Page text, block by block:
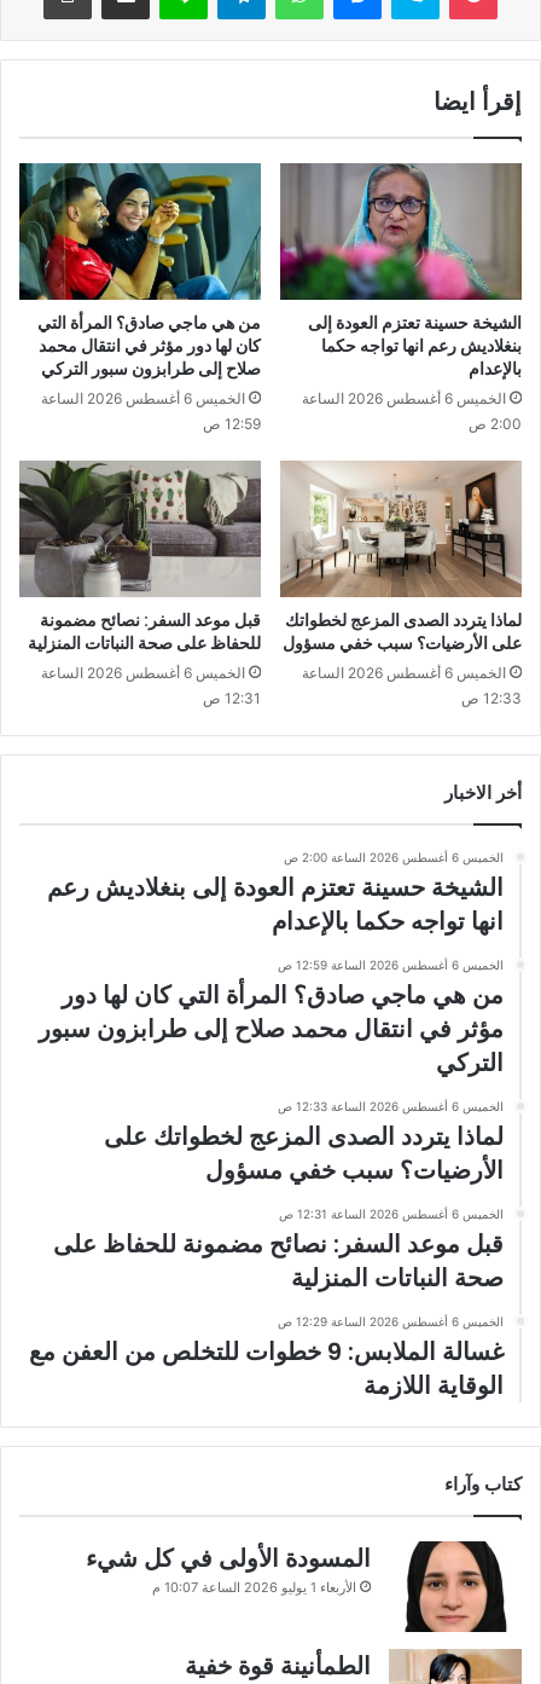
إقرأ ايضا
الشيخة حسينة تعتزم العودة إلى
بنغلاديش رعم انها تواجه حكما
بالإعدام
الخميس 6 أغسطس 2026 الساعة
2:00 ص
من هي ماجي صادق؟ المرأة التي
كان لها دور مؤثر في انتقال محمد
صلاح إلى طرابزون سبور التركي
الخميس 6 أغسطس 2026 الساعة
12:59 ص
لماذا يتردد الصدى المزعج لخطواتك
على الأرضيات؟ سبب خفي مسؤول
الخميس 6 أغسطس 2026 الساعة
12:33 ص
قبل موعد السفر: نصائح مضمونة
للحفاظ على صحة النباتات المنزلية
الخميس 6 أغسطس 2026 الساعة
12:31 ص
أخر الاخبار
الخميس 6 أغسطس 2026 الساعة 2:00 ص
الشيخة حسينة تعتزم العودة إلى بنغلاديش رعم
انها تواجه حكما بالإعدام
الخميس 6 أغسطس 2026 الساعة 12:59 ص
من هي ماجي صادق؟ المرأة التي كان لها دور
مؤثر في انتقال محمد صلاح إلى طرابزون سبور
التركي
الخميس 6 أغسطس 2026 الساعة 12:33 ص
لماذا يتردد الصدى المزعج لخطواتك على
الأرضيات؟ سبب خفي مسؤول
الخميس 6 أغسطس 2026 الساعة 12:31 ص
قبل موعد السفر: نصائح مضمونة للحفاظ على
صحة النباتات المنزلية
الخميس 6 أغسطس 2026 الساعة 12:29 ص
غسالة الملابس: 9 خطوات للتخلص من العفن مع
الوقاية اللازمة
كتاب وآراء
المسودة الأولى في كل شيء
الأربعاء 1 يوليو 2026 الساعة 10:07 م
الطمأنينة قوة خفية